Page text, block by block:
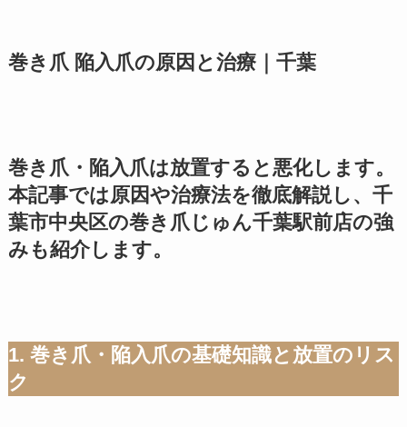
巻き爪 陥入爪の原因と治療｜千葉
巻き爪・陥入爪は放置すると悪化します。
本記事では原因や治療法を徹底解説し、千
葉市中央区の巻き爪じゅん千葉駅前店の強
みも紹介します。
1. 巻き爪・陥入爪の基礎知識と放置のリス
ク